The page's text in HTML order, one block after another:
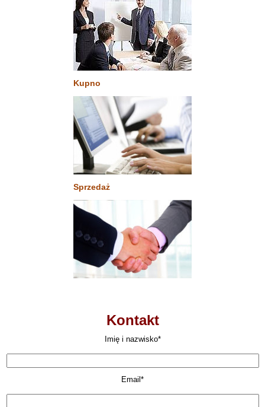
Kupno
Sprzedaż
Kontakt
Imię i nazwisko*
Email*